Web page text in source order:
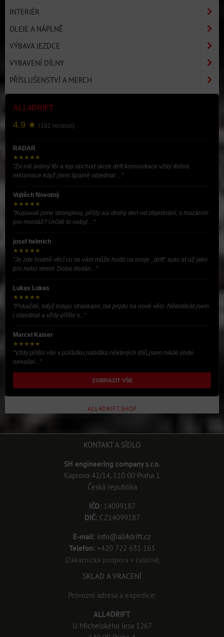
INTERIÉR
OLEJE A NÁPLNĚ
VÝBAVA JEZDCE
VYBAVENÍ DÍLNY
PŘÍSLUŠENSTVÍ A MERCH
ALL4DRIFT
4.9 ★ (182 recenzí)
RADAR
★★★★★
"Za mě jediný fér a top obchod skrze drift komunikace vždy dobrá
reklamace když jsem špatně objednal ..."
Vojtěch Novotný
★★★★★
"Kupovali jsme stronglexy, přišly asi druhý den od objednání, s mazáním
pro montáž? Určitě to nebyl ..."
josef helmich
★★★★★
"Je zde hodně věcí co se vám může hodit na svoje ,,drift” auto ať už jako
pro nebo street. Doba dodán..."
Lukas Lukas
★★★★★
"Pokaždé, když listuju stránkami, tak prijdu na nové věci. Několikrát jsem
i objednal a vždy přišlo v..."
Marcel Kaiser
★★★★★
"Vždy přišlo vše v pořádku,nabídka některých dílů,jsem nikde jinde
nenašel..."
ZOBRAZIT VŠE
ALL4DRIFT.SHOP
KONTAKT A SÍDLO
SH engineering company s.r.o.
Kaprova 42/14, 110 00 Praha 1
Česká republika
IČO:14099187
DIČ:CZ14099187
E-mail: info@all4drift.cz
Telefon: +420 722 631 163
(Zákaznická podpora v češtině)
SKLAD A VRACENÍ
Provozní adresa a expedice:
ALL4DRIFT
U Michelského lesa 1267